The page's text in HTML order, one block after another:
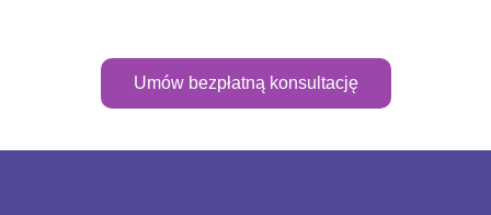
Umów bezpłatną konsultację